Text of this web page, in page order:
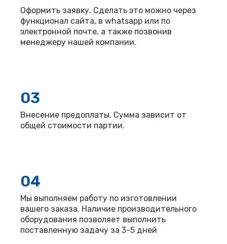
Оформить заявку. Сделать это можно через
функционал сайта, в whatsapp или по
электронной почте, а также позвонив
менеджеру нашей компании.
03
Внесение предоплаты. Сумма зависит от
общей стоимости партии.
04
Мы выполняем работу по изготовлении
вашего заказа. Наличие производительного
оборудования позволяет выполнить
поставленную задачу за 3-5 дней